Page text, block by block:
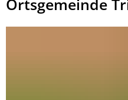
Ortsgemeinde
Trippstadt
Ortsgemeinde